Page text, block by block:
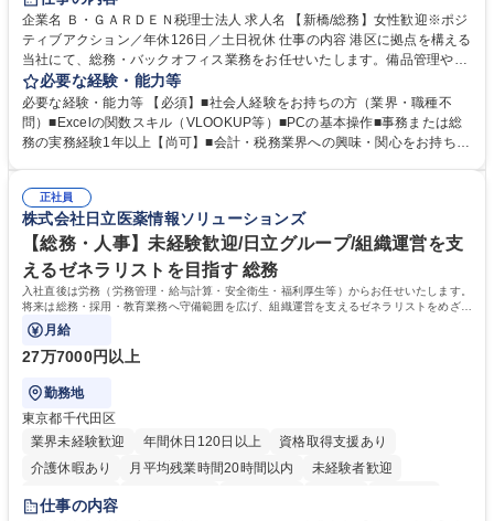
服装自由
企業名 Ｂ・ＧＡＲＤＥＮ税理士法人 求人名 【新橋/総務】女性歓迎※ポジ
ティブアクション／年休126日／土日祝休 仕事の内容 港区に拠点を構える
当社にて、総務・バックオフィス業務をお任せいたします。備品管理や来
客対応から、経理サポート、社会保険手続き、さらには新たなシステム導
入の検討まで、幅広く組織を支える役割です。 ■備品発注・在庫管理、郵
送物対応、電話・来客対応 ■金融機関への外出業務（入出金管理補助）、
福利厚生・社内イベントの運営管理 ■社内ルールの整備、職場環境の改善
社内新システムの導入検討・比較検証 募集職種 【新橋/総務】女性歓迎※
ポジティブアクション／年休126日／土日祝休
必要な経験・能力等
必要な経験・能力等 【必須】■社会人経験をお持ちの方（業界・職種不
問）■Excelの関数スキル（VLOOKUP等）■PCの基本操作■事務または総
務の実務経験1年以上【尚可】■会計・税務業界への興味・関心をお持ちの
ィブアクション 学歴・資格 学歴：大学院 大学 高専 短大 専修学校 高校 語
学力： 資格：
正社員
株式会社日立医薬情報ソリューションズ
【総務・人事】未経験歓迎/日立グループ/組織運営を支
えるゼネラリストを目指す 総務
入社直後は労務（労務管理・給与計算・安全衛生・福利厚生等）からお任せいたします。
将来は総務・採用・教育業務へ守備範囲を広げ、組織運営を支えるゼネラリストをめざせ
ます。
月給
27万7000円以上
勤務地
東京都千代田区
業界未経験歓迎
年間休日120日以上
資格取得支援あり
介護休暇あり
月平均残業時間20時間以内
未経験者歓迎
住宅手当あり
仕事の内容